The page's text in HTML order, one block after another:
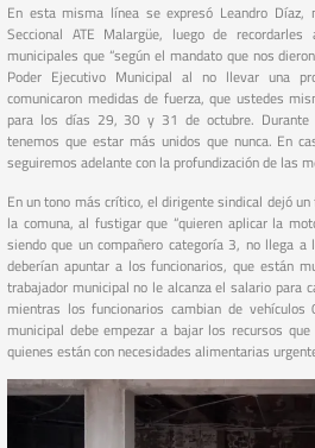
En esta misma línea se expresó Leandro
Seccional ATE Malargüe, luego de
municipales que “según el mandato que nos
Poder Ejecutivo Municipal al no llevar una
comunicaron medidas de fuerza, que ustedes
para los días 29, 30 y 31 de octubre. Durante
tenemos que estar más unidos que nunca. En
seguiremos adelante con la profundización de las
En un tono más crítico, el dirigente sindical dejó
la comuna, al fustigar que “quieren aplicar la
siendo que un compañero categoría 3, no llega
deberían apuntar a los funcionarios, que están
trabajador municipal no le alcanza el salario para
mientras los funcionarios cambian de
municipal debe empezar a bajar los recursos
quienes están con necesidades alimentarias